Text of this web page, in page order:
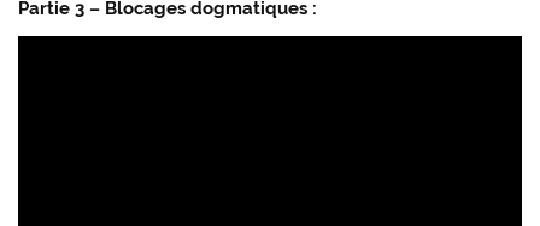
Partie 3 – Blocages dogmatiques :